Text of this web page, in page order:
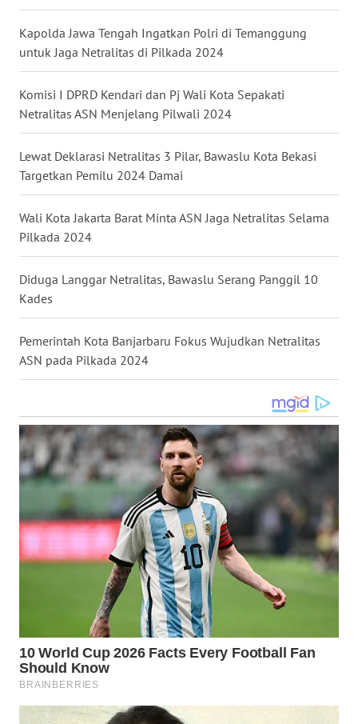
Kapolda Jawa Tengah Ingatkan Polri di Temanggung
untuk Jaga Netralitas di Pilkada 2024
Komisi I DPRD Kendari dan Pj Wali Kota Sepakati
Netralitas ASN Menjelang Pilwali 2024
Lewat Deklarasi Netralitas 3 Pilar, Bawaslu Kota Bekasi
Targetkan Pemilu 2024 Damai
Wali Kota Jakarta Barat Minta ASN Jaga Netralitas Selama
Pilkada 2024
Diduga Langgar Netralitas, Bawaslu Serang Panggil 10
Kades
Pemerintah Kota Banjarbaru Fokus Wujudkan Netralitas
ASN pada Pilkada 2024
NUSANTARA
JOGJA
WN
JATIM
WN
BALI
WN
KALBAR
WN
WN
KALSEL
KALTIM
WN
GORONTALO
WN
SULUT